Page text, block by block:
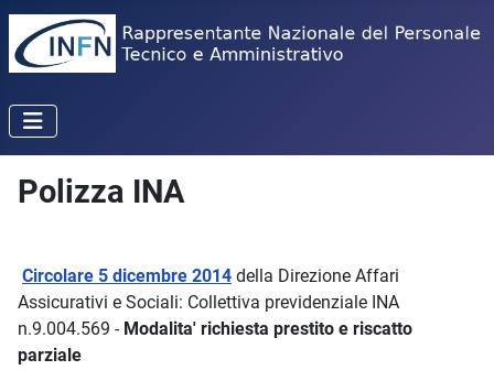
Polizza INA
Circolare 5 dicembre 2014 della Direzione Affari
Assicurativi e Sociali: Collettiva previdenziale INA
n.9.004.569 - Modalita' richiesta prestito e riscatto
parziale